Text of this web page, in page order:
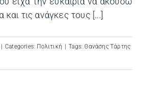
τις ανάγκες τους [...]
Categories: Πολιτική Tags:Θανάσης Τάρτης